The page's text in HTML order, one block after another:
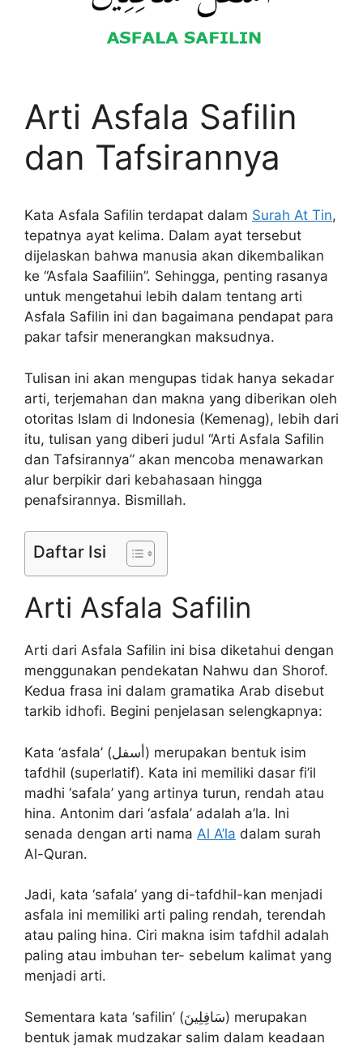
Arti Asfala Safilin
dan Tafsirannya
Kata Asfala Safilin terdapat dalam Surah At Tin,
tepatnya ayat kelima. Dalam ayat tersebut
dijelaskan bahwa manusia akan dikembalikan
ke “Asfala Saafiliin”. Sehingga, penting rasanya
untuk mengetahui lebih dalam tentang arti
Asfala Safilin ini dan bagaimana pendapat para
pakar tafsir menerangkan maksudnya.
Tulisan ini akan mengupas tidak hanya sekadar
arti, terjemahan dan makna yang diberikan oleh
otoritas Islam di Indonesia (Kemenag), lebih dari
itu, tulisan yang diberi judul “Arti Asfala Safilin
dan Tafsirannya” akan mencoba menawarkan
alur berpikir dari kebahasaan hingga
penafsirannya. Bismillah.
Daftar Isi
Arti Asfala Safilin
Arti dari Asfala Safilin ini bisa diketahui dengan
menggunakan pendekatan Nahwu dan Shorof.
Kedua frasa ini dalam gramatika Arab disebut
tarkib idhofi. Begini penjelasan selengkapnya:
Kata ‘asfala’ (أسفل) merupakan bentuk isim
tafdhil (superlatif). Kata ini memiliki dasar fi’il
madhi ‘safala’ yang artinya turun, rendah atau
hina. Antonim dari ‘asfala’ adalah a’la. Ini
senada dengan arti nama Al A’la dalam surah
Al-Quran.
Jadi, kata ‘safala’ yang di-tafdhil-kan menjadi
asfala ini memiliki arti paling rendah, terendah
atau paling hina. Ciri makna isim tafdhil adalah
paling atau imbuhan ter- sebelum kalimat yang
menjadi arti.
Sementara kata ‘safilin’ (سَافِلِينَ) merupakan
bentuk jamak mudzakar salim dalam keadaan